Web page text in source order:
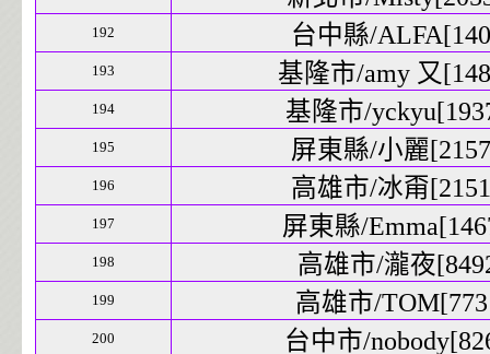
192 台中縣/
193 基隆市/amy 又
194 基隆市/
195 屏東縣/小麗
196 高雄市/冰甭
197 屏東縣/
198 高雄市/瀧夜
199 高雄市/
200 台中市/